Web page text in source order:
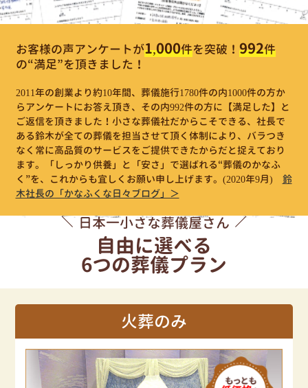
お客様の声アンケートが1,000件を突破！ 992件
の“満足”を頂きました！
2011年の創業より約10年間、葬儀施行1780件の内1000件の方か
らアンケートにお答え頂き、その内992件の方に【満足した】と
ご返信を頂きました！小さな葬儀社だからこそできる、社長で
ある鈴木が全ての葬儀を担当させて頂く体制により、バラつき
なく常に高品質のサービスをご提供できたからだと捉えており
ます。「しっかり供養」と「安さ」で選ばれる“葬儀のかなふ
く”を、これからも宜しくお願い申し上げます。 (2020年9月)
鈴
木社長の「かなふくな日々ブログ」＞
日本一小さな葬儀屋さん
自由に選べる
6つの葬儀プラン
火葬のみ